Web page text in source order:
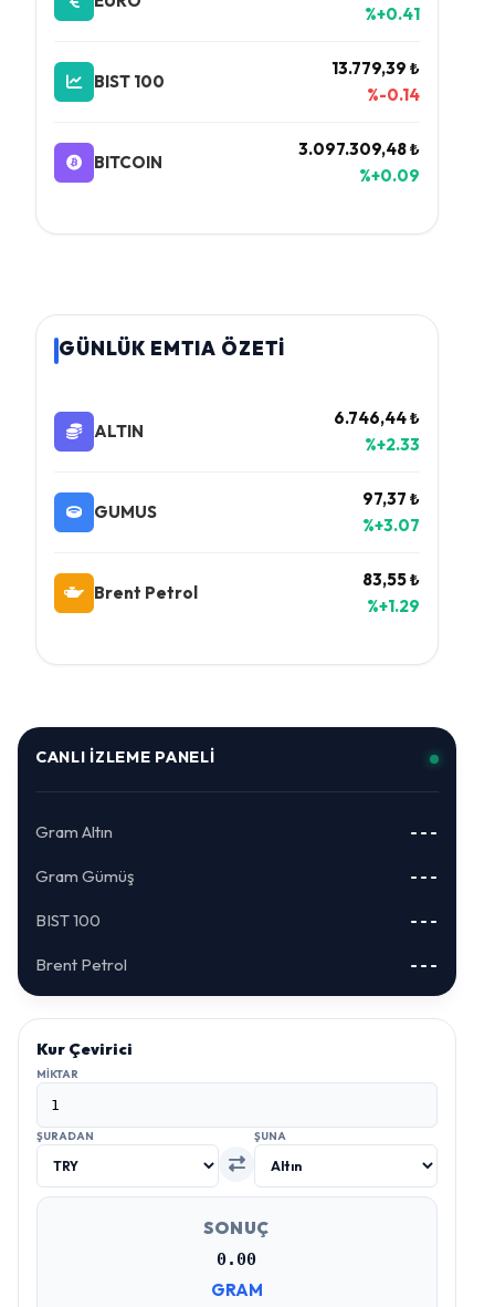
%+0.41
BIST 100
13.779,39 ₺
%-0.14
BITCOIN
3.097.309,48 ₺
%+0.09
GÜNLÜK EMTIA ÖZETİ
ALTIN
6.746,44 ₺
%+2.33
GUMUS
97,37 ₺
%+3.07
Brent Petrol
83,55 ₺
%+1.29
CANLI İZLEME PANELI
Gram Altın ---
Gram Gümüş ---
BIST 100 ---
Brent Petrol ---
Kur Çevirici
MIKTAR
ŞURADAN ŞUNA
SONUÇ
0.00
GRAM